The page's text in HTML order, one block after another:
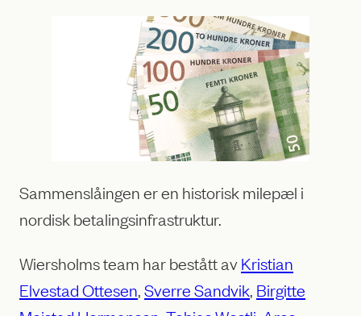
Sammenslåingen er en historisk milepæl i
nordisk betalingsinfrastruktur.
Wiersholms team har bestått avKristian
Elvestad Ottesen,Sverre Sandvik, Birgitte